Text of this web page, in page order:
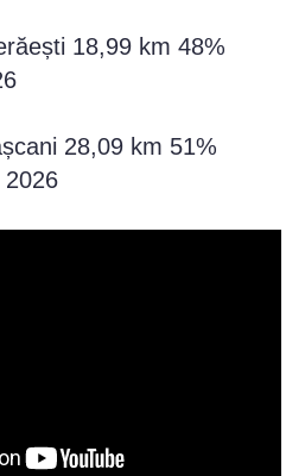
18,99 km 48%
28,09 km 51%
2026